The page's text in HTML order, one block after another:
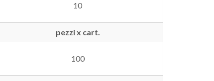
10
pezzi x cart.
100